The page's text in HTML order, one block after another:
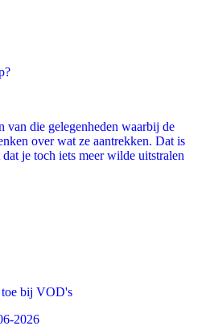
van die gelegenheden waarbij de
over wat ze aantrekken. Dat is
je toch iets meer wilde uitstralen
bij VOD's
2026